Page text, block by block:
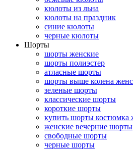
кюлоты из льна
кюлоты на праздник
синие кюлоты
черные кюлоты
Шорты
шорты женские
шорты полиэстер
атласные шорты
шорты выше колена
зеленые шорты
классические шорты
короткие шорты
купить шорты костюмка
женские вечерние шорты
свободные шорты
черные шорты